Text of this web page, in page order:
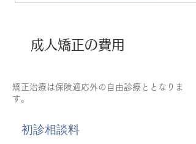
成人矯正の費用
矯正治療は保険適応外の自由診療ととなりま
す。
初診相談料